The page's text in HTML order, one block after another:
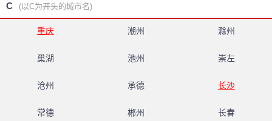
C (以C为开头的城市名)
重庆 潮州 滁州
巢湖 池州 崇左
沧州 承德 长沙
常德 郴州 长春